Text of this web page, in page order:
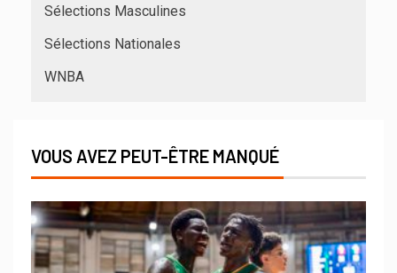
Sélections Masculines
Sélections Nationales
WNBA
VOUS AVEZ PEUT-ÊTRE MANQUÉ